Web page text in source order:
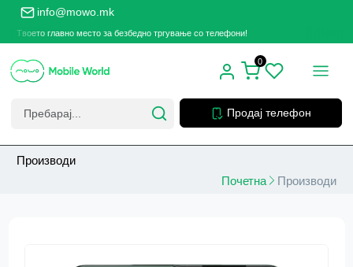
info@mowo.mk
Твоето главно место за безбедно тргување со телефони!
Продај телефон
0
Производи
Почетна
Производи